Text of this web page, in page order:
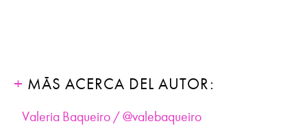
MÁS ACERCA DEL AUTOR:
Valeria Baqueiro / @valebaqueiro